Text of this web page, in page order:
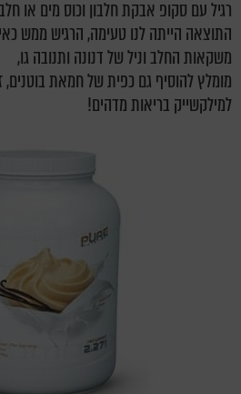
רגיל עם סקופ אבקת חלבון וכוס מים או
התוצאה הייתה לנו טעימה, הרגיש ממש
משקאות החלב וניל של דנונה ותנובה גו,
מומלץ להוסיף גם כפית של חמאת
למילקשייק בריאות מדהים!